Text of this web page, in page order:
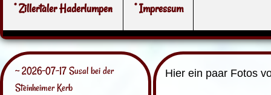
° Zillertaler Haderlumpen ° Impressum
~ 2026-07-17 Susal bei der
Steinheimer Kerb
Hier ein paar Fotos